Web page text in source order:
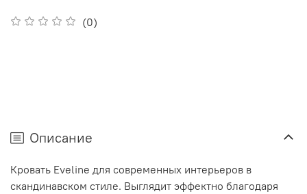
(0)
Описание
Кровать Eveline для современных интерьеров в
скандинавском стиле. Выглядит эффектно благодаря